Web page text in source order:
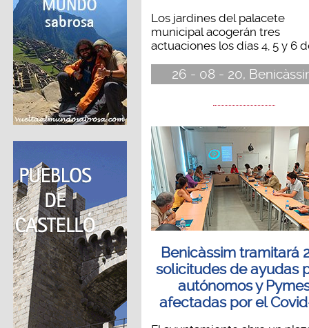
Los jardines del palacete
municipal acogerán tres
actuaciones los días 4, 5 y 6
26 - 08 - 20,
Benicàssim tramitará
solicitudes de ayudas
autónomos y
afectadas por el